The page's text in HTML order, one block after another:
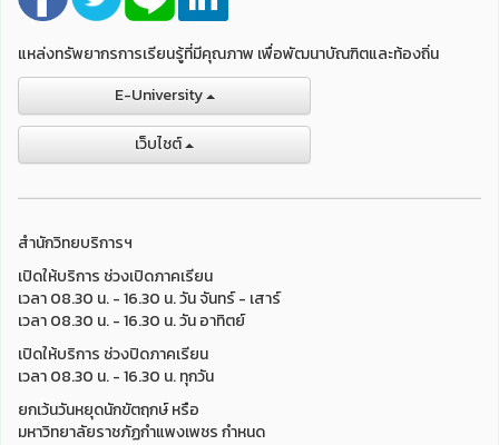
แหล่งทรัพยากรการเรียนรู้ที่มีคุณภาพ เพื่อพัฒนาบัณฑิตและท้องถิ่น
E-University
เว็บไชต์
สำนักวิทยบริการฯ
เปิดให้บริการ ช่วงเปิดภาคเรียน
เวลา 08.30 น. - 16.30 น. วัน จันทร์ - เสาร์
เวลา 08.30 น. - 16.30 น. วัน อาทิตย์
เปิดให้บริการ ช่วงปิดภาคเรียน
เวลา 08.30 น. - 16.30 น. ทุกวัน
ยกเว้นวันหยุดนักขัตฤกษ์ หรือ
มหาวิทยาลัยราชภัฏกำแพงเพชร กำหนด